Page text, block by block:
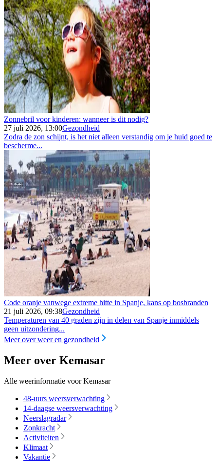
Zonnebril voor kinderen: wanneer is dit nodig?
27 juli 2026, 13:00Gezondheid
Zodra de zon schijnt, is het niet alleen verstandig om je huid goed te
bescherme...
Code oranje vanwege extreme hitte in Spanje, kans op bosbranden
21 juli 2026, 09:38Gezondheid
Temperaturen van 40 graden zijn in delen van Spanje inmiddels
geen uitzondering...
Meer over weer en gezondheid
Meer over Kemasar
Alle weerinformatie voor Kemasar
48-uurs weersverwachting
14-daagse weersverwachting
Neerslagradar
Zonkracht
Activiteiten
Klimaat
Vakantie